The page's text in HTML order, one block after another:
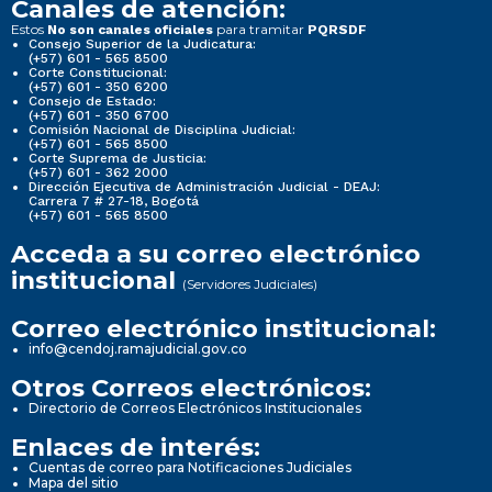
Canales de atención:
Estos No son canales oficiales para tramitar PQRSDF
Consejo Superior de la Judicatura:
(+57) 601 - 565 8500
Corte Constitucional:
(+57) 601 - 350 6200
Consejo de Estado:
(+57) 601 - 350 6700
Comisión Nacional de Disciplina Judicial:
(+57) 601 - 565 8500
Corte Suprema de Justicia:
(+57) 601 - 362 2000
Dirección Ejecutiva de Administración Judicial - DEAJ:
Carrera 7 # 27-18, Bogotá
(+57) 601 - 565 8500
Acceda a su correo electrónico
institucional (Servidores Judiciales)
Correo electrónico institucional:
info@cendoj.ramajudicial.gov.co
Otros Correos electrónicos:
Directorio de Correos Electrónicos Institucionales
Enlaces de interés:
Cuentas de correo para Notificaciones Judiciales
Mapa del sitio